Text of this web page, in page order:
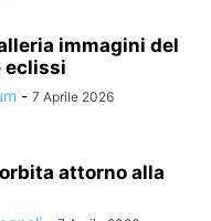
immagini del
eclissi
- 7 Aprile 2026
attorno alla